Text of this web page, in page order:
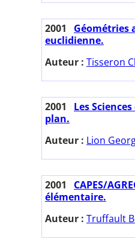
2001
Géométries
euclidienne.
Auteur : Tisseron
2001
Les
plan.
Auteur : Lion
2001
CAPES/
élémentaire.
Auteur : Truffault